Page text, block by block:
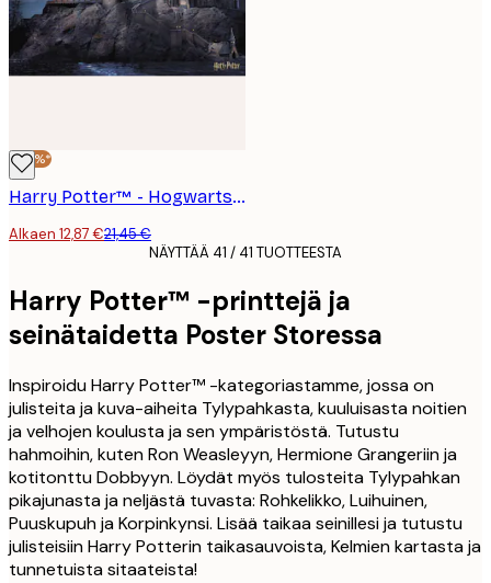
-40%*
Harry Potter™ - Hogwarts at Night Juliste
Alkaen 12,87 €21,45 €
NÄYTTÄÄ 41 / 41 TUOTTEESTA
Harry Potter™ -printtejä ja
seinätaidetta Poster Storessa
Inspiroidu Harry Potter™ -kategoriastamme, jossa on
julisteita ja kuva-aiheita Tylypahkasta, kuuluisasta noitien
ja velhojen koulusta ja sen ympäristöstä. Tutustu
hahmoihin, kuten Ron Weasleyyn, Hermione Grangeriin ja
kotitonttu Dobbyyn. Löydät myös tulosteita Tylypahkan
pikajunasta ja neljästä tuvasta: Rohkelikko, Luihuinen,
Puuskupuh ja Korpinkynsi. Lisää taikaa seinillesi ja tutustu
julisteisiin Harry Potterin taikasauvoista, Kelmien kartasta ja
tunnetuista sitaateista!